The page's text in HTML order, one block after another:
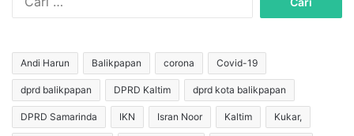
u
n
t
u
k
Andi Harun Balikpapan corona Covid-19
dprd balikpapan DPRD Kaltim dprd kota balikpapan
DPRD Samarinda IKN Isran Noor Kaltim Kukar,